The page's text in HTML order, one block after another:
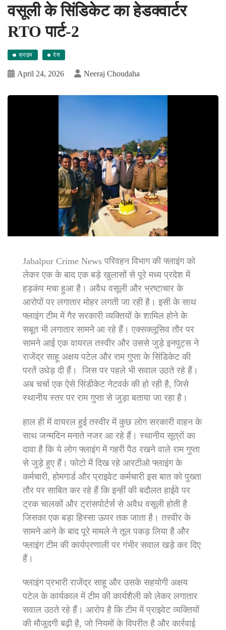
वसूली के सिंडिकेट का हेडक्वार्टर
RTO पार्ट-2
क्राइम देश
April 24, 2026 Neeraj Choudaha
Jabalpur Crime News परिवहन विभाग की फ्लाइंग को
लेकर एक के बाद एक बड़े खुलासों से पूरे मध्य प्रदेश में
हड़कंप मचा हुआ है। अवैध वसूली और भ्रष्टाचार के
आरोपों पर लगातार मोहर लगती जा रही है। इसी के साथ
फ्लाइंग टीम में गैर सरकारी व्यक्तियों के शामिल होने के
सबूत भी लगातार सामने आ रहे हैं। एक्सक्लूसिव तौर पर
सामने आई एक वायरल तस्वीर और उससे जुड़े इनपुट्स ने
राजेंद्र साहू अक्षय पटेल और राम गुप्ता के सिंडिकेट की
परतें उधेड़ दी हैं। जिस पर पहले भी सवाल उठते रहे हैं।
अब चर्चा एक ऐसे सिंडीकेट नेटवर्क की हो रही है, जिसे
स्थानीय स्तर पर राम गुप्ता से जुड़ा बताया जा रहा है।
हाल ही में वायरल हुई तस्वीर में कुछ लोग सरकारी वाहन के
साथ जन्मदिन मनाते नजर आ रहे हैं। स्थानीय सूत्रों का
दावा है कि ये लोग फ्लाइंग में गहरी पैठ रखने वाले राम गुप्ता
से जुड़े हुए हैं। फोटो में दिख रहे आरटीओ फ्लाइंग के
कर्मचारी, होमगार्ड और प्राइवेट कर्मचारी इस बात को पुख्ता
तौर पर साबित कर रहे हैं कि इन्हीं की बदौलत हाईवे पर
ट्रक चालकों और ट्रांसपोर्टर्स से अवैध वसूली होती है
जिसका एक बड़ा हिस्सा ऊपर तक जाता है। तस्वीर के
सामने आने के बाद पूरे मामले ने तूल पकड़ लिया है और
फ्लाइंग टीम की कार्यप्रणाली पर गंभीर सवाल खड़े कर दिए
हैं।
फ्लाइंग प्रभारी राजेंद्र साहू और उसके सहयोगी अक्षय
पटेल के कार्यकाल में टीम की कार्यशैली को लेकर लगातार
सवाल उठते रहे हैं। आरोप है कि टीम में प्राइवेट व्यक्तियों
की मौजूदगी बढ़ी है, जो नियमों के विपरीत है और कार्रवाई